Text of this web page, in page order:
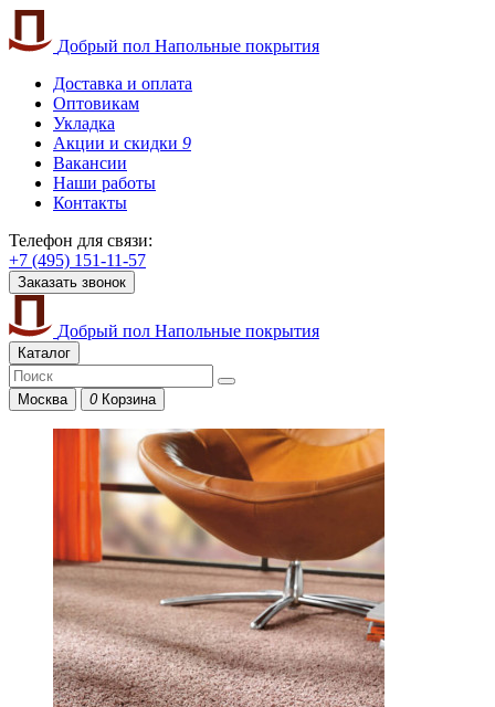
Добрый пол Напольные покрытия
Доставка и оплата
Оптовикам
Укладка
Акции и скидки 9
Вакансии
Наши работы
Контакты
Телефон для связи:
+7 (495) 151-11-57
Заказать звонок
Добрый пол Напольные покрытия
Каталог
Москва 0 Корзина